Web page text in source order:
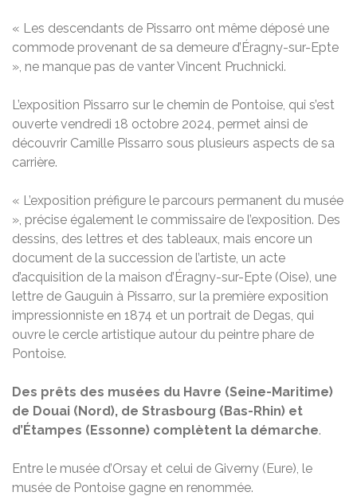
« Les descendants de Pissarro ont même déposé une
commode provenant de sa demeure d’Éragny-sur-Epte
», ne manque pas de vanter Vincent Pruchnicki.
L’exposition Pissarro sur le chemin de Pontoise, qui s’est
ouverte vendredi 18 octobre 2024, permet ainsi de
découvrir Camille Pissarro sous plusieurs aspects de sa
carrière.
« L’exposition préfigure le parcours permanent du musée
», précise également le commissaire de l’exposition. Des
dessins, des lettres et des tableaux, mais encore un
document de la succession de l’artiste, un acte
d’acquisition de la maison d’Éragny-sur-Epte (Oise), une
lettre de Gauguin à Pissarro, sur la première exposition
impressionniste en 1874 et un portrait de Degas, qui
ouvre le cercle artistique autour du peintre phare de
Pontoise.
Des prêts des musées du Havre (Seine-Maritime)
de Douai (Nord), de Strasbourg (Bas-Rhin) et
d’Étampes (Essonne) complètent la démarche.
Entre le musée d’Orsay et celui de Giverny (Eure), le
musée de Pontoise gagne en renommée.